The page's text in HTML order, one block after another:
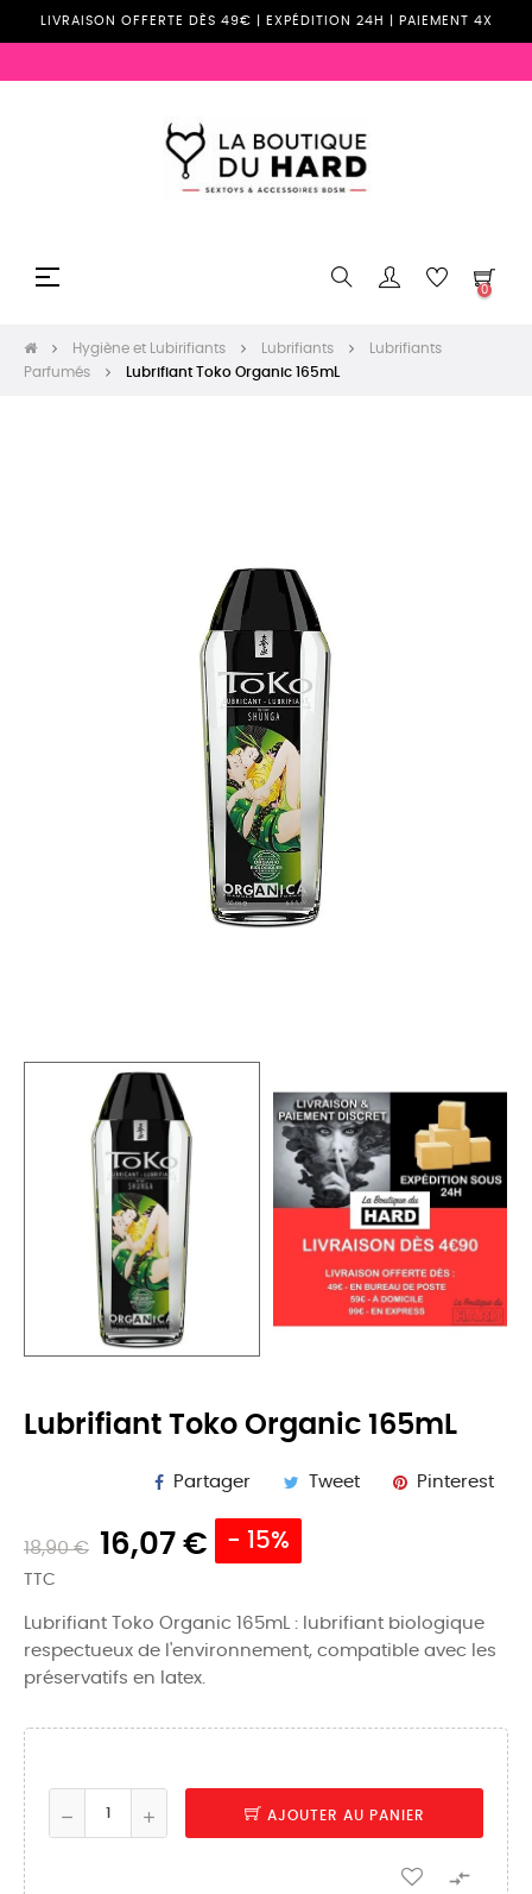
LIVRAISON OFFERTE DÈS 49€ | EXPÉDITION 24H | PAIEMENT 4X
Basculer
☰
0
Hygiène et Lubirifiants Lubrifiants
Lubrifiants
Parfumés
Lubrifiant Toko Organic 165mL
Lubrifiant Toko Organic 165mL
Partager Tweet Pinterest
18,90 € 16,07 € - 15%
TTC
Lubrifiant Toko Organic 165mL : lubrifiant biologique
respectueux de l'environnement, compatible avec les
préservatifs en latex.
AJOUTER AU PANIER
